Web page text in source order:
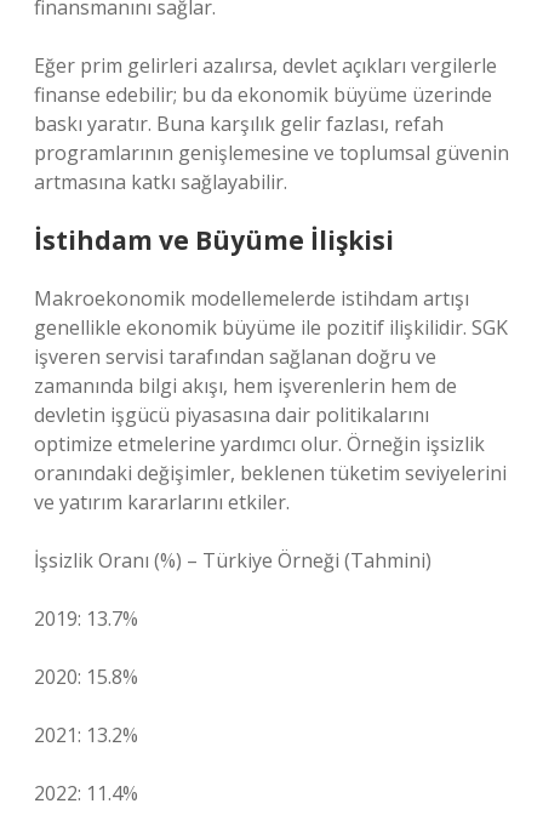
finansmanını sağlar.
Eğer prim gelirleri azalırsa, devlet açıkları vergilerle
finanse edebilir; bu da ekonomik büyüme üzerinde
baskı yaratır. Buna karşılık gelir fazlası, refah
programlarının genişlemesine ve toplumsal güvenin
artmasına katkı sağlayabilir.
İstihdam ve Büyüme İlişkisi
Makroekonomik modellemelerde istihdam artışı
genellikle ekonomik büyüme ile pozitif ilişkilidir. SGK
işveren servisi tarafından sağlanan doğru ve
zamanında bilgi akışı, hem işverenlerin hem de
devletin işgücü piyasasına dair politikalarını
optimize etmelerine yardımcı olur. Örneğin işsizlik
oranındaki değişimler, beklenen tüketim seviyelerini
ve yatırım kararlarını etkiler.
İşsizlik Oranı (%) – Türkiye Örneği (Tahmini)
2019: 13.7%
2020: 15.8%
2021: 13.2%
2022: 11.4%